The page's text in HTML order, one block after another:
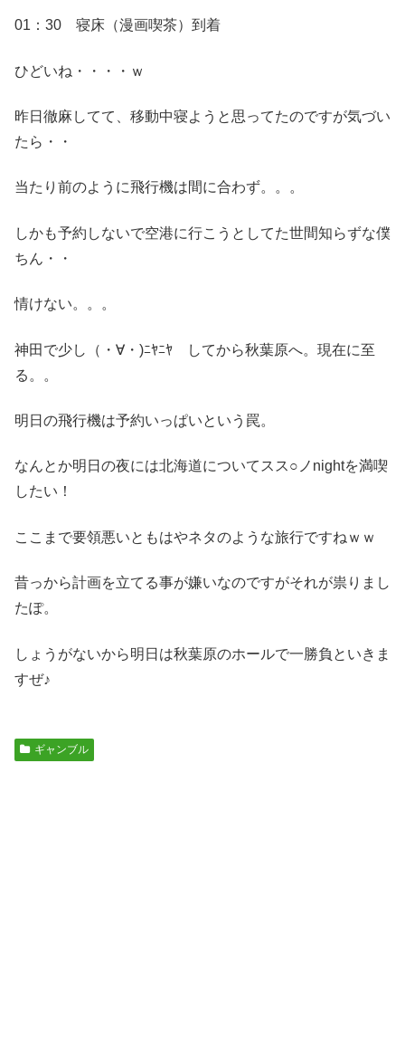
01：30 寝床（漫画喫茶）到着
ひどいね・・・・ｗ
昨日徹麻してて、移動中寝ようと思ってたのですが気づい
たら・・
当たり前のように飛行機は間に合わず。。。
しかも予約しないで空港に行こうとしてた世間知らずな僕
ちん・・
情けない。。。
神田で少し（・∀・)ﾆﾔﾆﾔ してから秋葉原へ。現在に至
る。。
明日の飛行機は予約いっぱいという罠。
なんとか明日の夜には北海道についてスス○ノnightを満喫
したい！
ここまで要領悪いともはやネタのような旅行ですねｗｗ
昔っから計画を立てる事が嫌いなのですがそれが祟りまし
たぽ。
しょうがないから明日は秋葉原のホールで一勝負といきま
すぜ♪
ギャンブル